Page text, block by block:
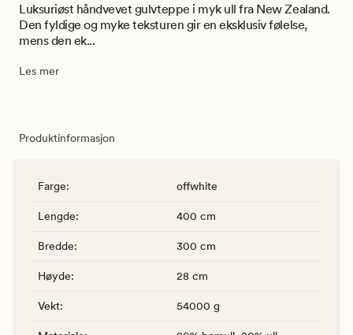
Luksuriøst håndvevet gulvteppe i myk ull fra New Zealand.
Den fyldige og myke teksturen gir en eksklusiv følelse,
mens den ek...
Les mer
Produktinformasjon
Farge: offwhite
Lengde: 400 cm
Bredde: 300 cm
Høyde: 28 cm
Vekt: 54000 g